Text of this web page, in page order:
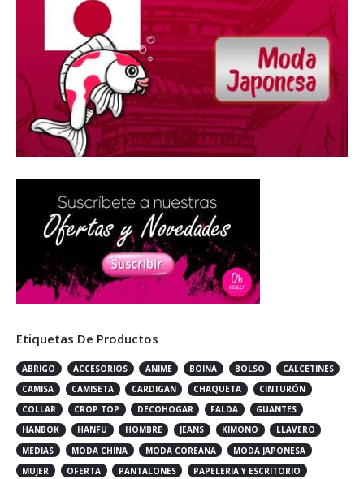
Etiquetas De Productos
ABRIGO ACCESORIOS ANIME BOINA BOLSO
CALCETINES
CAMISA
CAMISETA CARDIGAN CHAQUETA
CINTURÓN
COLLAR
CROP TOP DECOHOGAR FALDA
GUANTES
HANBOK
HANFU HOMBRE JEANS KIMONO
LLAVERO
MEDIAS
MODA CHINA MODA COREANA
MODA JAPONESA
MUJER
OFERTA PANTALONES
PAPELERIA Y ESCRITORIO